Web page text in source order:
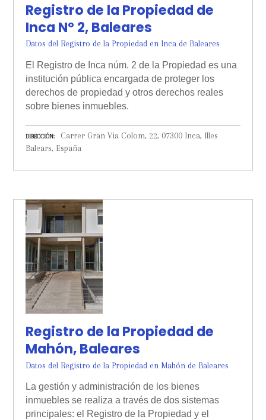
Registro de la Propiedad de
Inca Nº 2, Baleares
Datos del Registro de la Propiedad en Inca de Baleares
El Registro de Inca núm. 2 de la Propiedad es una
institución pública encargada de proteger los
derechos de propiedad y otros derechos reales
sobre bienes inmuebles.
DIRECCIÓN
Carrer Gran Via Colom, 22, 07300 Inca, Illes
Balears, España
Registro de la Propiedad de
Mahón, Baleares
Datos del Registro de la Propiedad en Mahón de Baleares
La gestión y administración de los bienes
inmuebles se realiza a través de dos sistemas
principales: el Registro de la Propiedad y el